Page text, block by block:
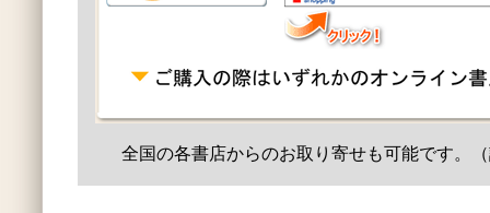
全国の各書店からのお取り寄せも可能です。